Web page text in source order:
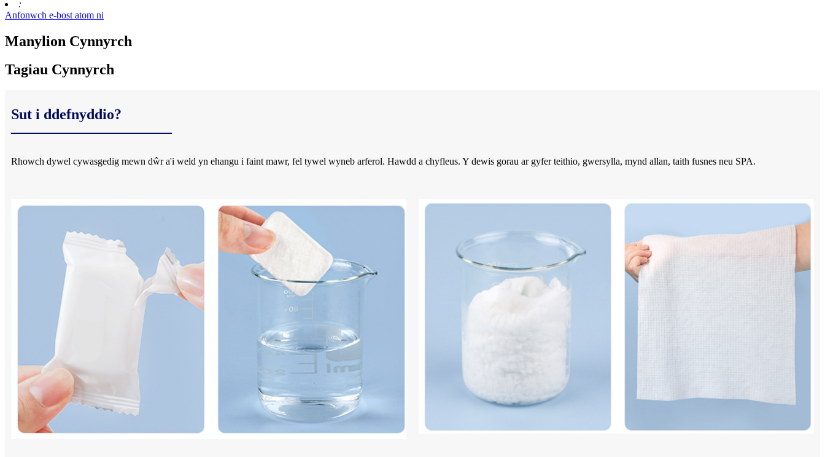
:
Anfonwch e-bost atom ni
Manylion Cynnyrch
Tagiau Cynnyrch
Sut i ddefnyddio?
Rhowch dywel cywasgedig mewn dŵr a'i weld yn ehangu i faint mawr, fel tywel wyneb arferol. Hawdd a chyfleus. Y dewis gorau ar gyfer teithio, gwersylla, mynd allan, taith fusnes neu SPA.